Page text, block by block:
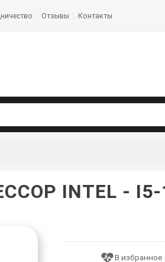
Отзывы Контакты
INTEL - I5-